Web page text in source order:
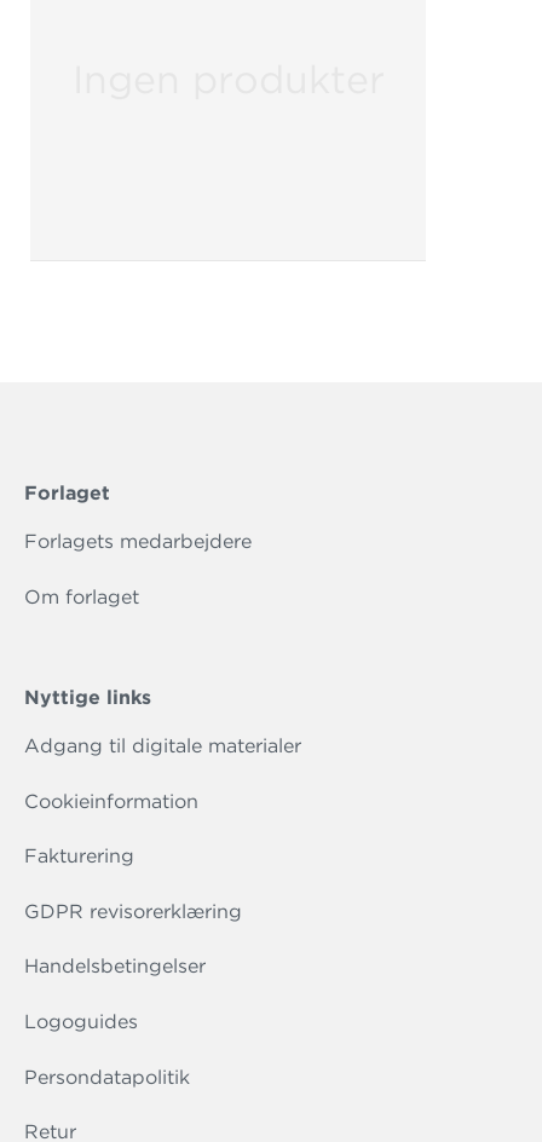
Forlaget
Forlagets medarbejdere
Om forlaget
Nyttige links
Adgang til digitale materialer
Cookieinformation
Fakturering
GDPR revisorerklæring
Handelsbetingelser
Logoguides
Persondatapolitik
Retur